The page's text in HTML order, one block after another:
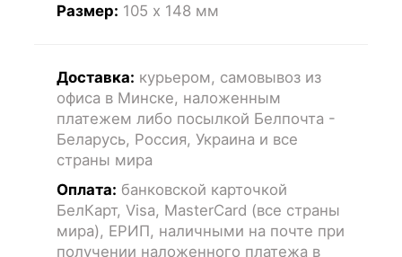
Размер: 105 x 148 мм
Доставка: курьером, самовывоз из
офиса в Минске, наложенным
платежем либо посылкой Белпочта -
Беларусь, Россия, Украина и все
страны мира
Оплата: банковской карточкой
БелКарт, Visa, MasterCard (все страны
мира), ЕРИП, наличными на почте при
получении наложенного платежа в